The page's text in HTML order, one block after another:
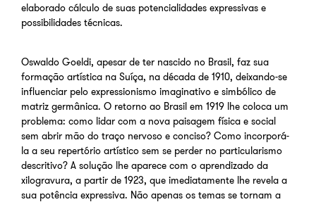
elaborado cálculo de suas potencialidades expressivas e
possibilidades técnicas.
Oswaldo Goeldi, apesar de ter nascido no Brasil, faz sua
formação artística na Suíça, na década de 1910, deixando-se
influenciar pelo expressionismo imaginativo e simbólico de
matriz germânica. O retorno ao Brasil em 1919 lhe coloca um
problema: como lidar com a nova paisagem física e social
sem abrir mão do traço nervoso e conciso? Como incorporá-
la a seu repertório artístico sem se perder no particularismo
descritivo? A solução lhe aparece com o aprendizado da
xilogravura, a partir de 1923, que imediatamente lhe revela a
sua potência expressiva. Não apenas os temas se tornam a